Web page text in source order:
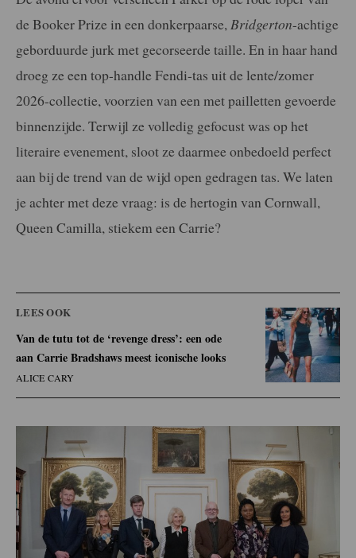
de Booker Prize in een donkerpaarse, Bridgerton-achtige
geborduurde jurk met gecorseerde taille. En in haar hand
droeg ze een top-handle Fendi-tas uit de lente/zomer
2026-collectie, voorzien van een met pailletten gevoerde
binnenzijde. Terwijl ze volledig gefocust was op het
literaire evenement, sloot ze daarmee onbedoeld perfect
aan bij de trend van de wijd open gedragen tas. We laten
je achter met deze vraag: is de hertogin van Cornwall,
Queen Camilla, stiekem een Carrie?
LEES OOK
Van de tutu tot de ‘revenge dress’: een ode
aan Carrie Bradshaws meest iconische looks
ALICE CARY